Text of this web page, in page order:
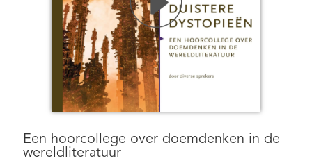
Een hoorcollege over doemdenken in de
wereldliteratuur